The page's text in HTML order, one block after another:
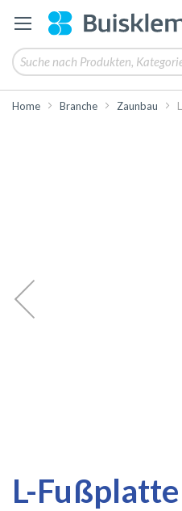
Home Branche Zaunbau
L-
Ende
Anfang